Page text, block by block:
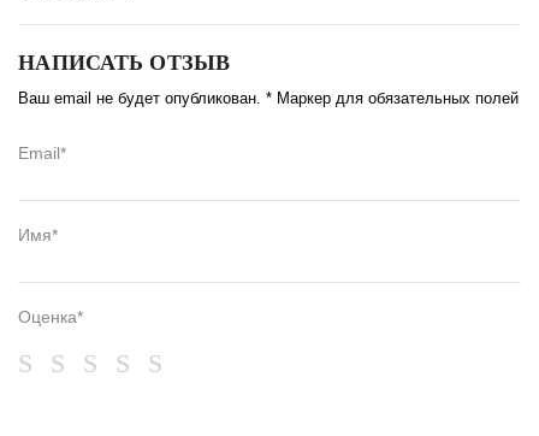
НАПИСАТЬ ОТЗЫВ
Ваш email не будет опубликован. * Маркер для обязательных полей
Email*
Имя*
Оценка*